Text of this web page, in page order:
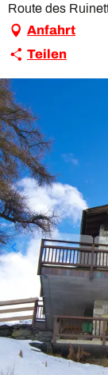
Route des
Anfahrt
Teilen